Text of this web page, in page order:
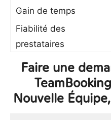
Gain de temps
Fiabilité des
prestataires
Faire une
Nouvelle